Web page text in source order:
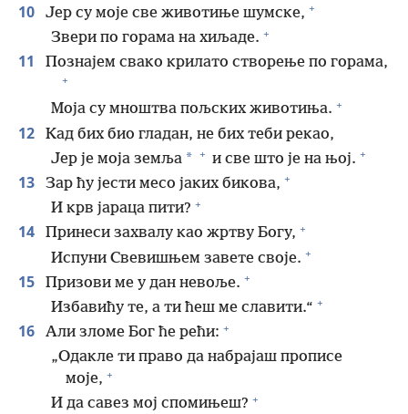
10 Јер су моје све животиње шумске, +
Звери по горама на хиљаде. +
11 Познајем свако крилато створење по горама,
+
Моја су мноштва пољских животиња. +
12
Кад бих био гладан, не бих теби рекао,
Јер је моја земља * + и све што је на њој. +
13 Зар ћу јести месо јаких бикова, +
И крв јараца пити? +
14 Принеси захвалу као жртву Богу, +
Испуни Свевишњем завете своје. +
15 Призови ме у дан невоље. +
Избавићу те, а ти ћеш ме славити.“ +
16 Али зломе Бог ће рећи: +
„Одакле ти право да набрајаш прописе
моје, +
И да савез мој спомињеш? +